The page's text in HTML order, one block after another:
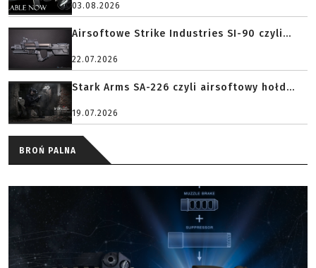
03.08.2026
Airsoftowe Strike Industries SI-90 czyli...
22.07.2026
Stark Arms SA-226 czyli airsoftowy hołd...
19.07.2026
BROŃ PALNA